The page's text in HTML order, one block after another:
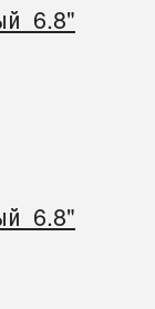
6.8"
6.8"